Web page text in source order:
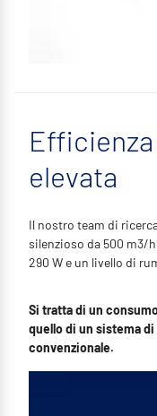
elevata
Il nostro team di
silenzioso da 500 m3/
290 W e un livello di
Si tratta di un
quello di un sistema
convenzionale.